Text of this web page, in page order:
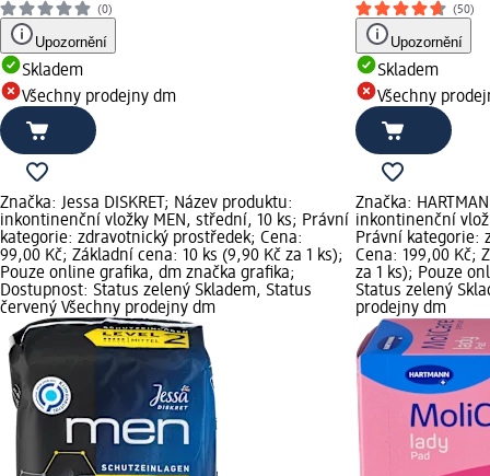
(0)
Upozornění
Skladem
Všechny prodejny dm
(50)
Upozornění
Skladem
Všechny
Značka: Jessa DISKRET; Název produktu:
inkontinenční vložky MEN, střední, 10 ks; Právní
kategorie: zdravotnický prostředek; Cena:
99,00 Kč; Základní cena: 10 ks (9,90 Kč za 1 ks);
Pouze online grafika, dm značka grafika;
Dostupnost: Status zelený Skladem, Status
červený Všechny prodejny dm
Značka:
inkontinenční
Právní kategorie:
Cena: 199,00 Kč;
za 1 ks); Pouze
Status zelený
prodejny dm